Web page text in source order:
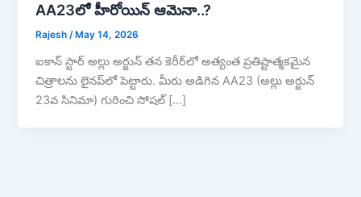
AA23లో హీరోయిన్ ఆమెనా..?
Rajesh/ May 14, 2026
ఐకాన్ స్టార్ అల్లు అర్జున్ తన కెరీర్‌లో అత్యంత ప్రతిష్టాత్మకమైన
చిత్రాలను లైనప్‌లో పెట్టారు. మీరు అడిగిన AA23 (అల్లు అర్జున్
23వ సినిమా) గురించి సోషల్ […]